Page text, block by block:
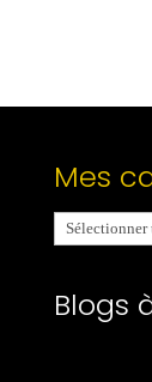
Mes
Mes
catégories
Blogs